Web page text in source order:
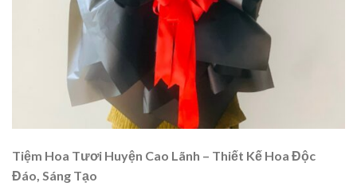
Tiệm Hoa Tươi Huyện Cao Lãnh – Thiết Kế Hoa Độc
Đáo, Sáng Tạo